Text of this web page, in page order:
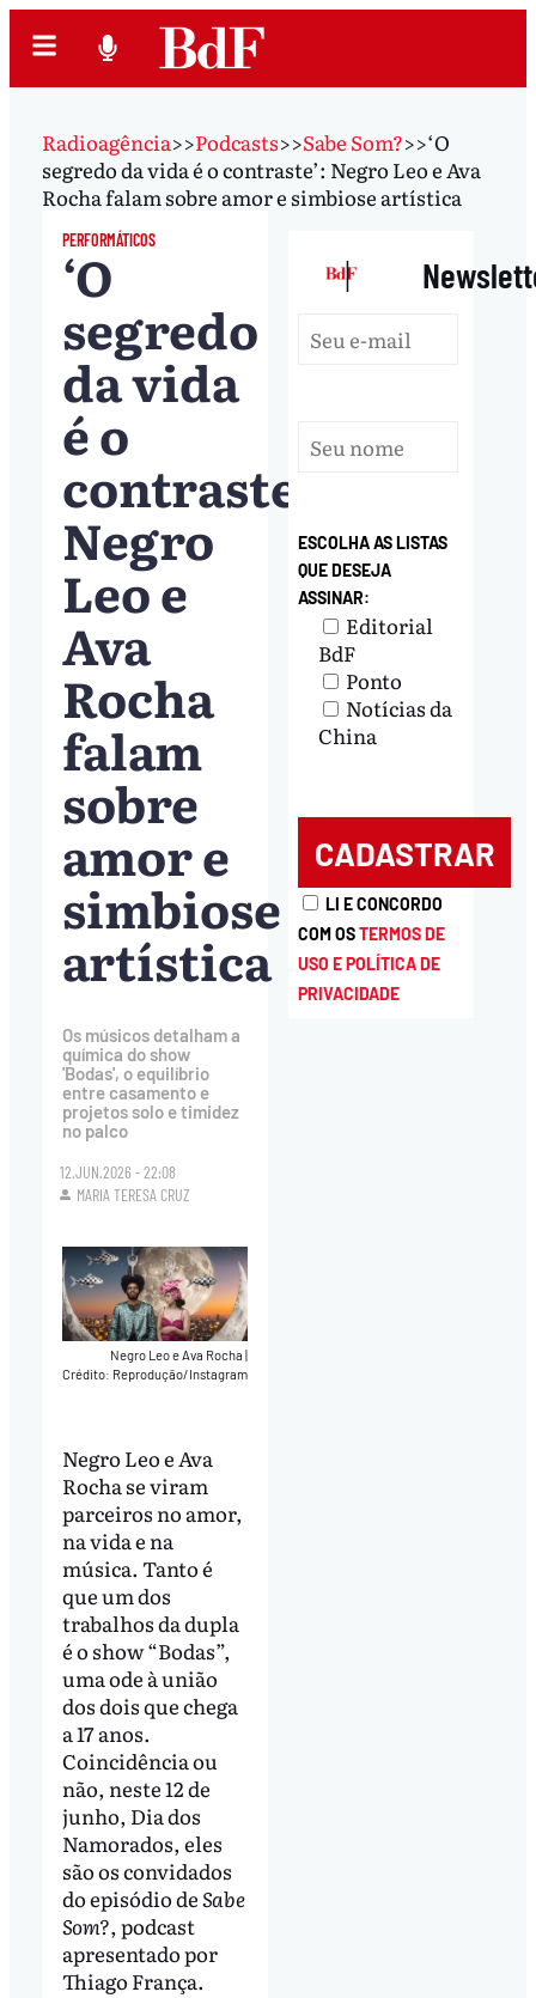
Radioagência>>Podcasts>>Sabe Som?>>‘O
segredo da vida é o contraste’: Negro Leo e Ava
Rocha falam sobre amor e simbiose artística
PERFORMÁTICOS
‘O
segredo
da vida
é o
contraste’:
Negro
Leo e
Ava
Rocha
falam
sobre
amor e
simbiose
artística
Os músicos detalham a
química do show
'Bodas', o equilíbrio
entre casamento e
projetos solo e timidez
no palco
12.JUN.2026 - 22:08
MARIA TERESA CRUZ
Negro Leo e Ava Rocha|
Crédito: Reprodução/Instagram
Negro Leo e Ava
Rocha se viram
parceiros no amor,
na vida e na
música. Tanto é
que um dos
trabalhos da dupla
é o show “Bodas”,
uma ode à união
dos dois que chega
a 17 anos.
Coincidência ou
não, neste 12 de
junho, Dia dos
Namorados, eles
são os convidados
do episódio deSabe
Som?, podcast
apresentado por
Thiago França.
|
ESCOLHA AS LISTAS
QUE DESEJA
ASSINAR:
Editorial
BdF
Ponto
Notícias da
China
LI E CONCORDO
COM OSTERMOS DE
USO E POLÍTICA DE
PRIVACIDADE